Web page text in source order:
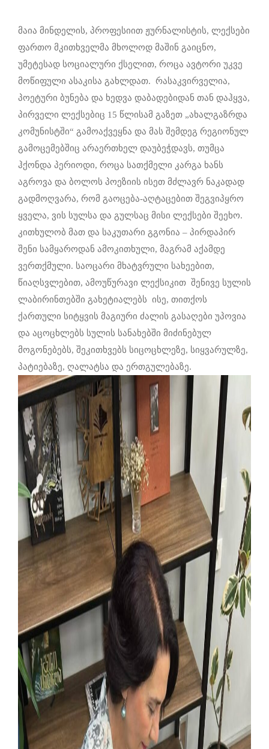
მაია მინდელის, პროფესიით ჟურნალისტის, ლექსები
ფართო მკითხველმა მხოლოდ მაშინ გაიცნო,
უმეტესად სოციალური ქსელით, როცა ავტორი უკვე
მოწიფული ასაკისა გახლდათ. რასაკვირველია,
პოეტური ბუნება და ხედვა დაბადებიდან თან დაჰყვა,
პირველი ლექსებიც 15 წლისამ გაზეთ „ახალგაზრდა
კომუნისტში“ გამოაქვეყნა და მას შემდეგ რეგიონულ
გამოცემებშიც არაერთხელ დაუბეჭდავს, თუმცა
ჰქონდა პერიოდი, როცა სათქმელი კარგა ხანს
აგროვა და ბოლოს პოეზიის ისეთ მძლავრ ნაკადად
გადმოღვარა, რომ გაოცება-აღტაცებით შეგვიპყრო
ყველა, ვის სულსა და გულსაც მისი ლექსები შეეხო.
კითხულობ მათ და საკუთარი გგონია – პირდაპირ
შენი სამყაროდან ამოკითხული, მაგრამ აქამდე
ვერთქმული. საოცარი მხატვრული სახეებით,
წიაღსვლებით, ამოუწურავი ლექსიკით შენივე სულის
ლაბირინთებში გახეტიალებს ისე, თითქოს
ქართული სიტყვის მაგიური ძალის გასაღები უპოვია
და აცოცხლებს სულის სანახებში მიძინებულ
მოგონებებს, შეკითხვებს სიცოცხლეზე, სიყვარულზე,
პატიებაზე, ღალატსა და ერთგულებაზე.